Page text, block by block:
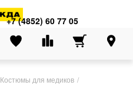
+7 (4852) 60 77 05
Костюмы для медиков